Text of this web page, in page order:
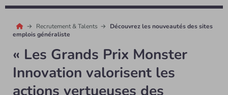
Recrutement & Talents
Découvrez les nouveautés des sites
emplois généraliste
« Les Grands Prix Monster
Innovation valorisent les
actions vertueuses des